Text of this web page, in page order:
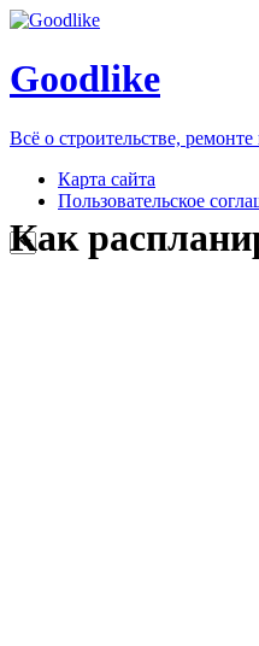
Goodlike
Всё о строительстве,
Карта сайта
Пользовательское
Как